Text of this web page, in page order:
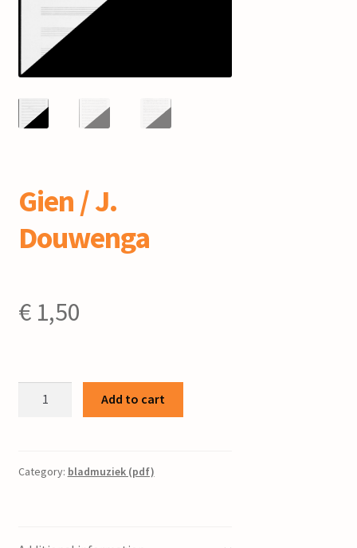
mijn account
Gien / J.
Douwenga
€1,50
quantity
Add to cart
Category: bladmuziek (pdf)